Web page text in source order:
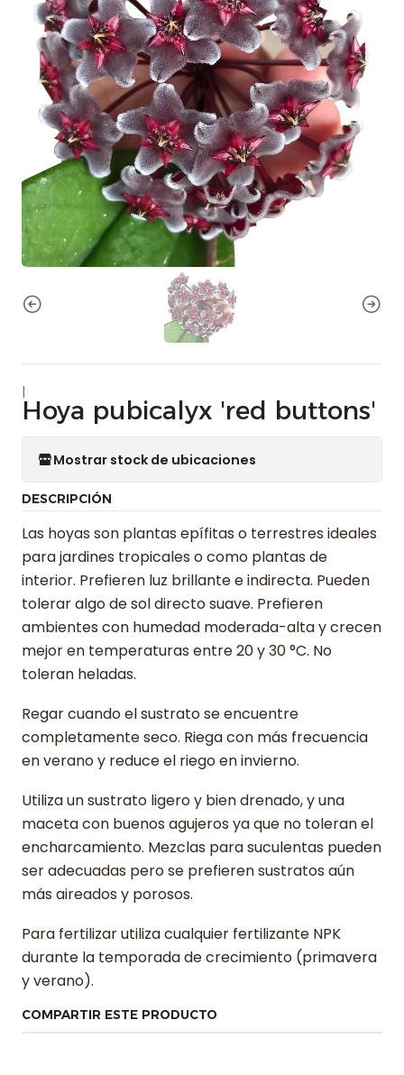
|
Hoya pubicalyx 'red buttons'
Mostrar stock de ubicaciones
DESCRIPCIÓN
Las hoyas son plantas epífitas o terrestres ideales
para jardines tropicales o como plantas de
interior. Prefieren luz brillante e indirecta. Pueden
tolerar algo de sol directo suave. Prefieren
ambientes con humedad moderada-alta y crecen
mejor en temperaturas entre 20 y 30 °C. No
toleran heladas.
Regar cuando el sustrato se encuentre
completamente seco. Riega con más frecuencia
en verano y reduce el riego en invierno.
Utiliza un sustrato ligero y bien drenado, y una
maceta con buenos agujeros ya que no toleran el
encharcamiento. Mezclas para suculentas pueden
ser adecuadas pero se prefieren sustratos aún
más aireados y porosos.
Para fertilizar utiliza cualquier fertilizante NPK
durante la temporada de crecimiento (primavera
y verano).
COMPARTIR ESTE PRODUCTO